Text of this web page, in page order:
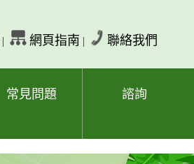
| 網頁指南 | 聯絡我們
常見問題 諮詢